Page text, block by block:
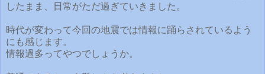
したまま、日常がただ過ぎていきました。
時代が変わって今回の地震では情報に踊らされているよう
にも感じます。
情報過多ってやつでしょうか。